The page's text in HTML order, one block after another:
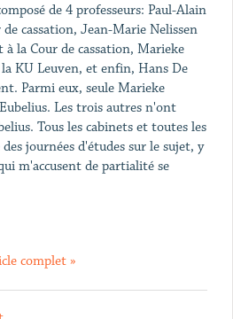
de 4 professeurs: Paul-Alain
cassation, Jean-Marie Nelissen
à la Cour de cassation, Marieke
KU Leuven, et enfin, Hans De
Parmi eux, seule Marieke
Les trois autres n'ont
Tous les cabinets et toutes les
journées d'études sur le sujet, y
m'accusent de partialité se
complet »